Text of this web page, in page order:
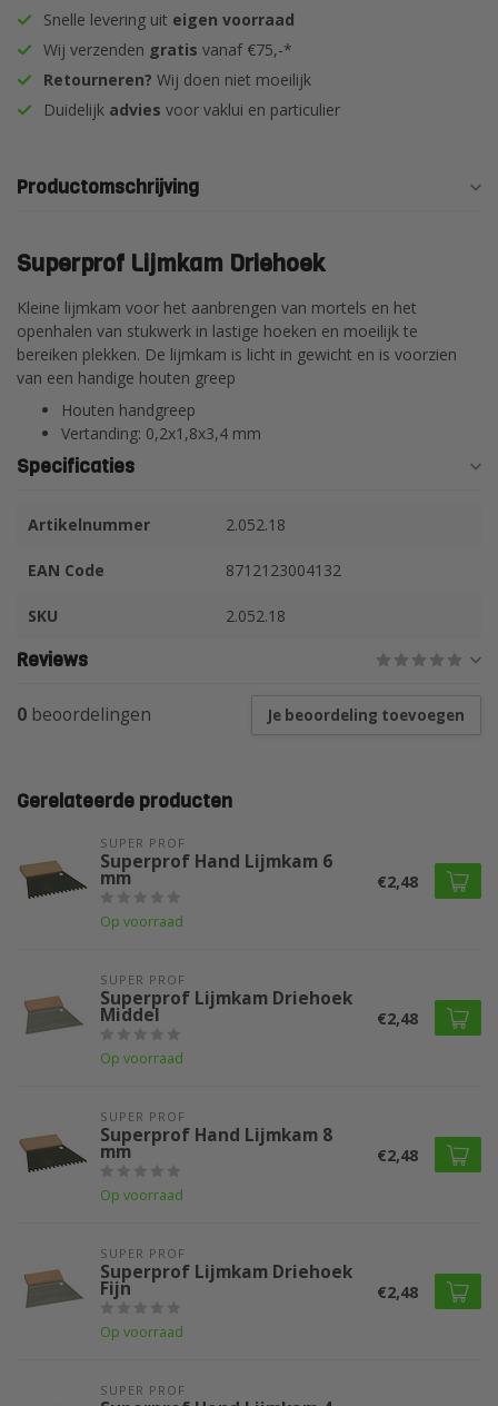
Snelle levering uit eigen voorraad
Wij verzenden gratis vanaf €75,-*
Retourneren? Wij doen niet moeilijk
Duidelijk advies voor vaklui en particulier
Productomschrijving
Superprof Lijmkam Driehoek
Kleine lijmkam voor het aanbrengen van mortels en het
openhalen van stukwerk in lastige hoeken en moeilijk te
bereiken plekken. De lijmkam is licht in gewicht en is voorzien
van een handige houten greep
Houten handgreep
Vertanding: 0,2x1,8x3,4 mm
Specificaties
Artikelnummer 2.052.18
EAN Code 8712123004132
SKU 2.052.18
Reviews
0 beoordelingen Je beoordeling toevoegen
Gerelateerde producten
SUPER PROF
Superprof Hand Lijmkam 6
mm
Op voorraad
€2,48
SUPER PROF
Superprof Lijmkam Driehoek
Middel
Op voorraad
€2,48
SUPER PROF
Superprof Hand Lijmkam 8
mm
Op voorraad
€2,48
SUPER PROF
Superprof Lijmkam Driehoek
Fijn
Op voorraad
€2,48
SUPER PROF